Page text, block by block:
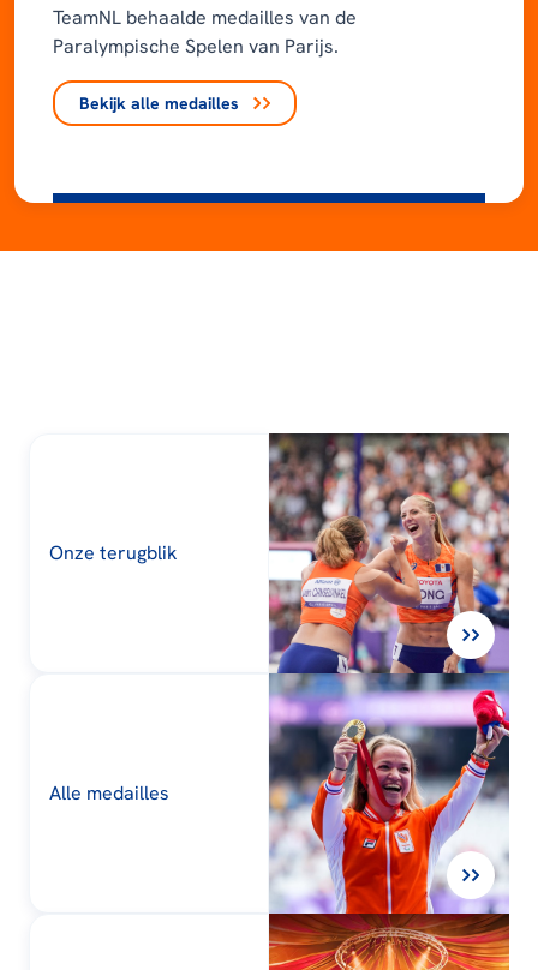
TeamNL behaalde medailles van de
Paralympische Spelen van Parijs.
Bekijk alle medailles
Onze terugblik
Alle medailles